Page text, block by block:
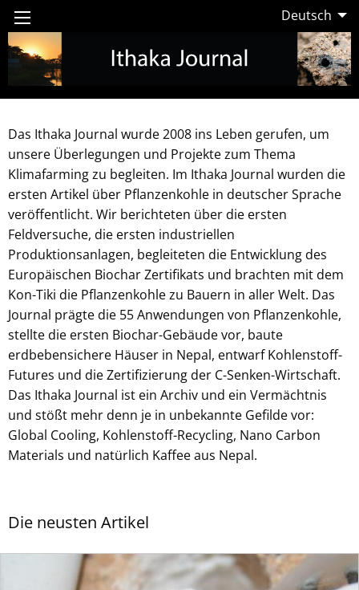
Deutsch
Das Ithaka Journal wurde 2008 ins Leben gerufen, um
unsere Überlegungen und Projekte zum Thema
Klimafarming zu begleiten. Im Ithaka Journal wurden die
ersten Artikel über Pflanzenkohle in deutscher Sprache
veröffentlicht. Wir berichteten über die ersten
Feldversuche, die ersten industriellen
Produktionsanlagen, begleiteten die Entwicklung des
Europäischen Biochar Zertifikats und brachten mit dem
Kon-Tiki die Pflanzenkohle zu Bauern in aller Welt. Das
Journal prägte die 55 Anwendungen von Pflanzenkohle,
stellte die ersten Biochar-Gebäude vor, baute
erdbebensichere Häuser in Nepal, entwarf Kohlenstoff-
Futures und die Zertifizierung der C-Senken-Wirtschaft.
Das Ithaka Journal ist ein Archiv und ein Vermächtnis
und stößt mehr denn je in unbekannte Gefilde vor:
Global Cooling, Kohlenstoff-Recycling, Nano Carbon
Materials und natürlich Kaffee aus Nepal.
Die neusten Artikel